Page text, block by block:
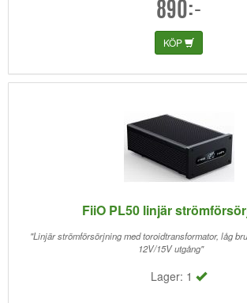
890:-
KÖP
FiiO PL50 linjär
"Linjär strömförsörjning med toroidtransformator, låg
12V/15V utgång"
Lager: 1